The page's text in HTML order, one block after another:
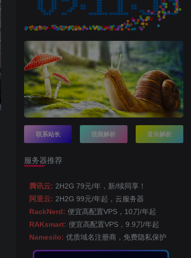
联系站长 视频解析 音乐解析
服务器推荐
腾讯云: 2H2G 79元/年，新/续同享！
阿里云: 2H2G 99元/年起，云服务器
RackNerd: 便宜高配置VPS，10刀/年起
RAKsmart: 便宜高配置VPS，9.9刀/年起
Namesilo: 优质域名注册商，免费隐私保护